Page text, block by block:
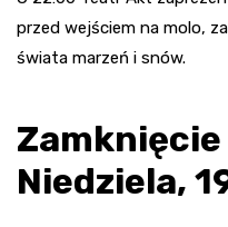
przed wejściem na molo,
świata marzeń i snów.
Niedziela,